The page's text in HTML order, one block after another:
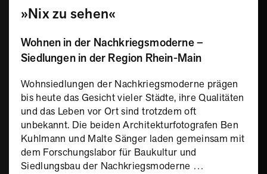
»Nix zu sehen«
Wohnen in der Nachkriegsmoderne –
Siedlungen in der Region Rhein-Main
Wohnsiedlungen der Nachkriegsmoderne prägen
bis heute das Gesicht vieler Städte, ihre Qualitäten
und das Leben vor Ort sind trotzdem oft
unbekannt. Die beiden Architekturfotografen Ben
Kuhlmann und Malte Sänger laden gemeinsam mit
dem Forschungslabor für Baukultur und
Siedlungsbau der Nachkriegsmoderne …